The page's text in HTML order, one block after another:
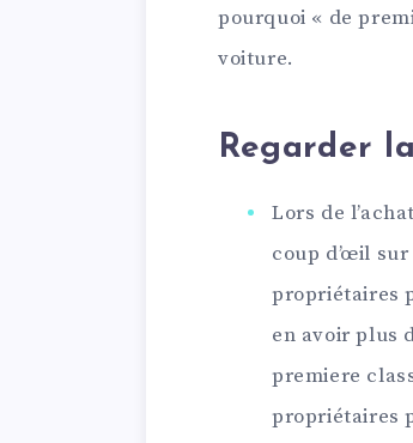
pourquoi « de
voiture.
Regarder
Lors de
coup d’œil
propriétaires
en avoir plus
premiere
propriétaires